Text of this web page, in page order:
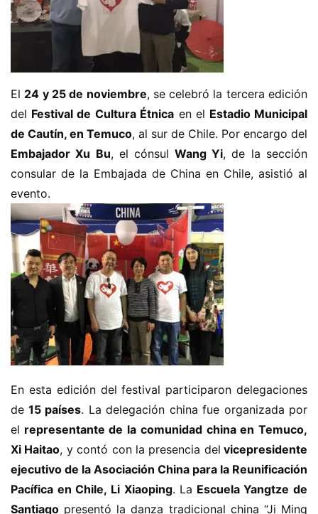
El 24 y 25 de noviembre, se celebró la tercera edición
del Festival de Cultura Étnica en el Estadio Municipal
de Cautín, en Temuco, al sur de Chile. Por encargo del
Embajador Xu Bu, el cónsul Wang Yi, de la sección
consular de la Embajada de China en Chile, asistió al
evento.
En esta edición del festival participaron delegaciones
de 15 países. La delegación china fue organizada por
el representante de la comunidad china en Temuco,
Xi Haitao, y contó con la presencia del vicepresidente
ejecutivo de la Asociación China para la Reunificación
Pacífica en Chile, Li Xiaoping. La Escuela Yangtze de
Santiago presentó la danza tradicional china “Ji Ming